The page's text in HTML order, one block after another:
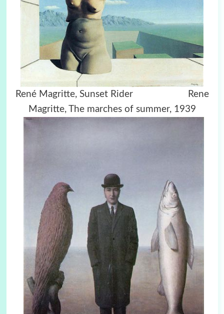
René Magritte, Sunset Rider Rene
Magritte, The marches of summer, 1939